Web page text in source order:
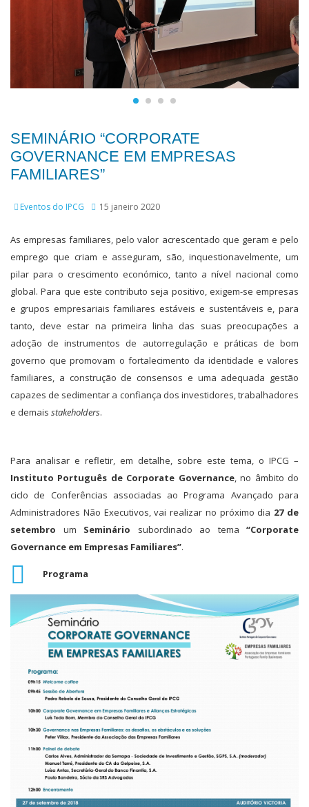
SEMINÁRIO “CORPORATE
GOVERNANCE EM EMPRESAS
FAMILIARES”
Eventos do IPCG 15 janeiro 2020
As empresas familiares, pelo valor acrescentado que geram e pelo
emprego que criam e asseguram, são, inquestionavelmente, um
pilar para o crescimento económico, tanto a nível nacional como
global. Para que este contributo seja positivo, exigem-se empresas
e grupos empresariais familiares estáveis e sustentáveis e, para
tanto, deve estar na primeira linha das suas preocupações a
adoção de instrumentos de autorregulação e práticas de bom
governo que promovam o fortalecimento da identidade e valores
familiares, a construção de consensos e uma adequada gestão
capazes de sedimentar a confiança dos investidores, trabalhadores
e demais stakeholders.
Para analisar e refletir, em detalhe, sobre este tema, o IPCG –
Instituto Português de Corporate Governance, no âmbito do
ciclo de Conferências associadas ao Programa Avançado para
Administradores Não Executivos, vai realizar no próximo dia 27 de
setembro um Seminário subordinado ao tema “Corporate
Governance em Empresas Familiares”.
Programa